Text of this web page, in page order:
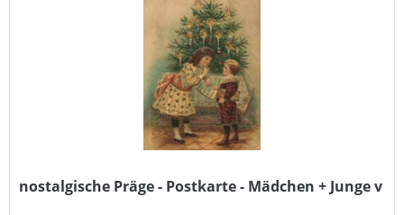
nostalgische Präge - Postkarte - Mädchen + Junge v